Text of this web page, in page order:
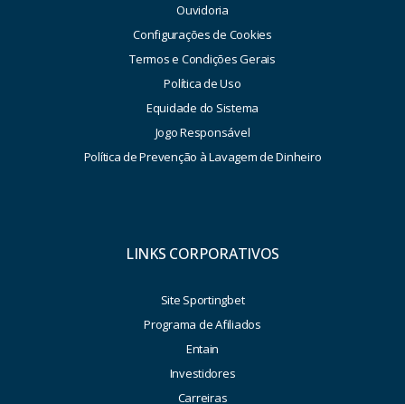
Ouvidoria
Configurações de Cookies
Termos e Condições Gerais
Política de Uso
Equidade do Sistema
Jogo Responsável
Política de Prevenção à Lavagem de Dinheiro
LINKS CORPORATIVOS
Site Sportingbet
Programa de Afiliados
Entain
Investidores
Carreiras